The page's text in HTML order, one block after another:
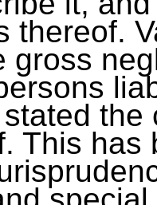
thereof.
gross
This